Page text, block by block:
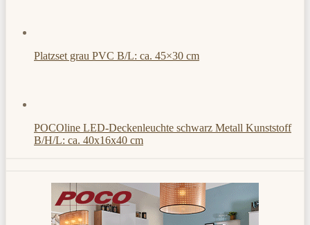
Platzset grau PVC B/L: ca. 45×30 cm
POCOline LED-Deckenleuchte schwarz Metall Kunststoff
B/H/L: ca. 40x16x40 cm